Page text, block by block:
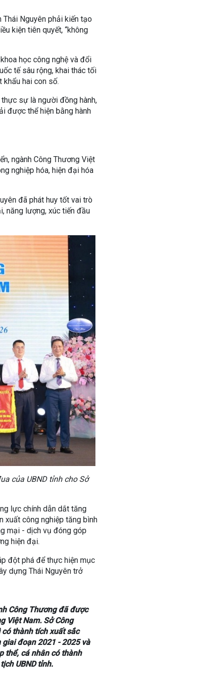
Thái Nguyên phải kiến tạo
kiện tiên quyết, “không
học công nghệ và đổi
tế sâu rộng, khai thác tối
hai con số.
sự là người đồng hành,
được thể hiện bằng hành
ngành Công Thương Việt
nghiệp hóa, hiện đại hóa
đã phát huy tốt vai trò
năng lượng, xúc tiến đầu
của UBND tỉnh cho Sở
lực chính dẫn dắt tăng
xuất công nghiệp tăng bình
mại - dịch vụ đóng góp
hiện đại.
đột phá để thực hiện mục
dựng Thái Nguyên trở
Công Thương đã được
Việt Nam. Sở Công
thành tích xuất sắc
đoạn 2021 - 2025 và
thể, cá nhân có thành
UBND tỉnh.